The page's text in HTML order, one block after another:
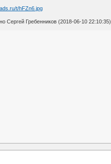
Сергей Гребенников (2018-06-10 22:10:35)